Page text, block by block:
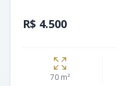
R$ 4.500
70 m²